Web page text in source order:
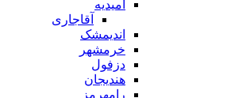
امیدیه
آقاجاری
اندیمشک
خرمشهر
دزفول
هندیجان
رامهرمز